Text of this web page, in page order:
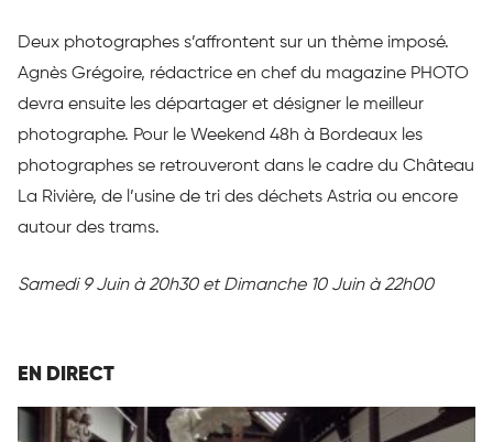
Deux photographes s’affrontent sur un thème imposé.
Agnès Grégoire, rédactrice en chef du magazine PHOTO
devra ensuite les départager et désigner le meilleur
photographe. Pour le Weekend 48h à Bordeaux les
photographes se retrouveront dans le cadre du Château
La Rivière, de l’usine de tri des déchets Astria ou encore
autour des trams.
Samedi 9 Juin à 20h30 et Dimanche 10 Juin à 22h00
EN DIRECT